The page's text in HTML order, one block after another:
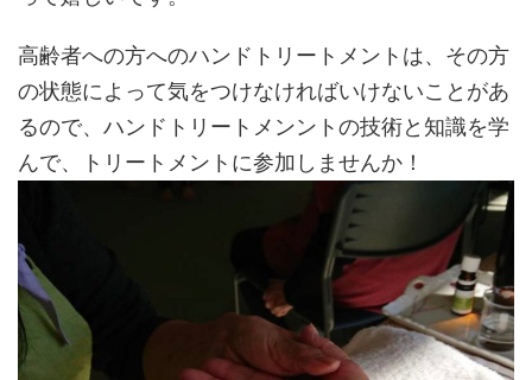
高齢者への方へのハンドトリートメントは、その方
の状態によって気をつけなければいけないことがあ
るので、ハンドトリートメンントの技術と知識を学
んで、トリートメントに参加しませんか！